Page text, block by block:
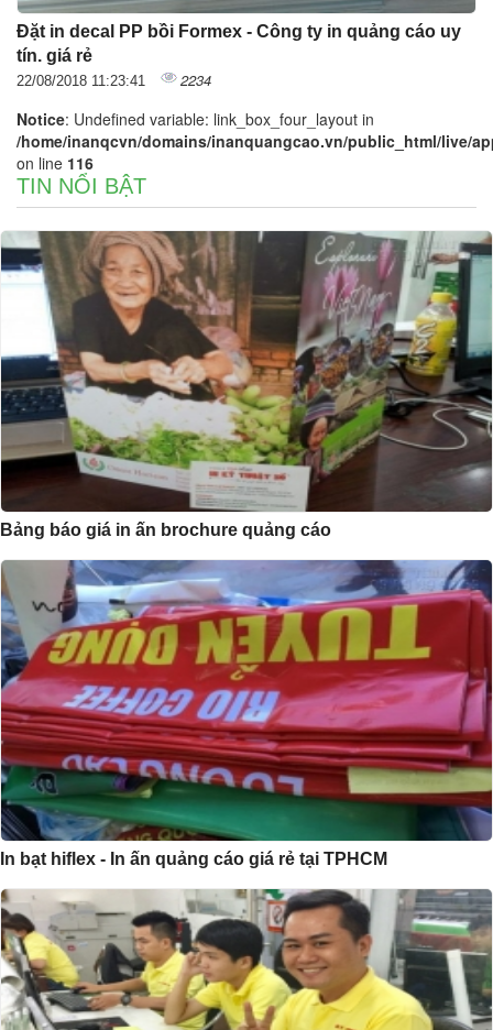
Đặt in decal PP bồi Formex - Công ty in quảng cáo uy
tín. giá rẻ
22/08/2018 11:23:41 2234
Notice: Undefined variable: link_box_four_layout in
/home/inanqcvn/domains/inanquangcao.vn/public_html/live/
on line 116
TIN NỔI BẬT
Bảng báo giá in ấn brochure quảng cáo
In bạt hiflex - In ấn quảng cáo giá rẻ tại TPHCM